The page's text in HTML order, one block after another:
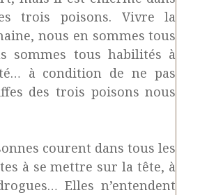
trois poisons. Vivre la
nous en sommes tous
sommes tous habilités à
à condition de ne pas
des trois poisons nous
courent dans tous les
à se mettre sur la tête, à
Elles n’entendent